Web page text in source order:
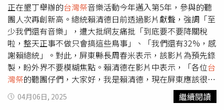
業啟動減碳升級計畫，預計投入100億元成立綠色成長基
金，協助本土氣候科技發展。他表示，環境部與104人力銀
行合作調查，目前台灣有超過22,000個綠色工作職缺，為全
行業增速最快，起薪平均高出整體市場約8％，僅次於科技
類職缺，已與全台28所大學合作啟動「綠領人才增能計
畫」，幫助青年具備淨零與循環經濟的核心職能，強化他們
在國際劇烈變局下的競爭力。
正在墾丁舉辦的台灣祭音樂活動今年邁入第5年，參與的聽
團人次再創新高。總統賴清德日前透過影片獻聲，強調「至
少我們還有音樂」，遭大批網友痛批「到底要不要降關稅
啦，整天正事不做只會搞這些鳥事」、「我們還有32%，感
謝賴總統」。對此，屏東縣長周春米表示，該影片為預先錄
製，盼外界不要模糊焦點。賴清德在影片中表示，「各位台
灣祭的聽團仔們，大家好，我是賴清德，現在屏東應該很熱
吧，無論你是喜歡在前面開圈、還是在後面跟著音樂搖擺，
一定要記得補充水分、注意溫差、尊重他人、不要使壞、開
04月06日, 2025 繼續閱讀